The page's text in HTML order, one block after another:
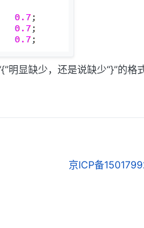
明显缺少，还是说缺少“}”的格
京ICP备